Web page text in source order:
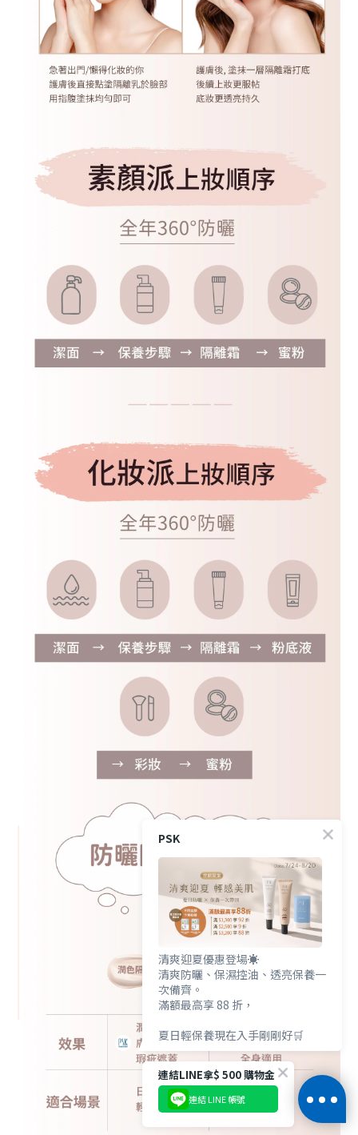
立即購買
PSK
清爽迎夏優惠登場☀️
清爽防曬、保濕控油、透亮保養一
次備齊。
滿額最高享 88 折，
夏日輕保養現在入手剛剛好🛒
連結LINE拿$ 500 購物金
連結 LINE 帳號